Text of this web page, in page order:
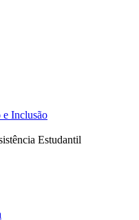
e Inclusão
Estudantil